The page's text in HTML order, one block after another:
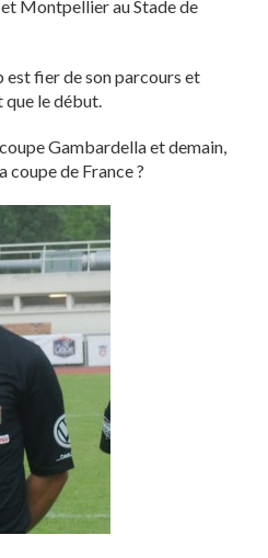
Montpellier au Stade de
fier de son parcours et
que le début.
Gambardella et demain,
coupe de France ?